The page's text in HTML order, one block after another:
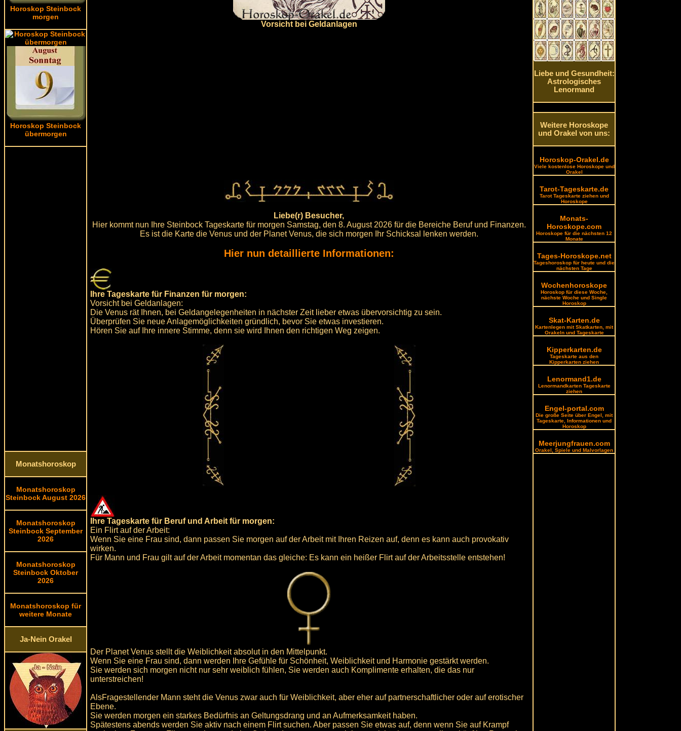
Horoskop Steinbock
morgen
Horoskop Steinbock
übermorgen
Monatshoroskop
Monatshoroskop
Steinbock August 2026
Monatshoroskop
Steinbock September
2026
Monatshoroskop
Steinbock Oktober
2026
Monatshoroskop für
weitere Monate
Ja-Nein Orakel
Vorsicht bei Geldanlagen
Liebe(r) Besucher,
Hier kommt nun Ihre Steinbock Tageskarte für morgen Samstag, den 8. August 2026 für die Bereiche Beruf und Finanzen.
Es ist die Karte die Venus und der Planet Venus, die sich morgen Ihr Schicksal lenken werden.
Hier nun detaillierte Informationen:
Ihre Tageskarte für Finanzen für morgen:
Vorsicht bei Geldanlagen:
Die Venus rät Ihnen, bei Geldangelegenheiten in nächster Zeit lieber etwas übervorsichtig zu sein.
Überprüfen Sie neue Anlagemöglichkeiten gründlich, bevor Sie etwas investieren.
Hören Sie auf Ihre innere Stimme, denn sie wird Ihnen den richtigen Weg zeigen.
Ihre Tageskarte für Beruf und Arbeit für morgen:
Ein Flirt auf der Arbeit:
Wenn Sie eine Frau sind, dann passen Sie morgen auf der Arbeit mit Ihren Reizen auf, denn es kann auch provokativ
wirken.
Für Mann und Frau gilt auf der Arbeit momentan das gleiche: Es kann ein heißer Flirt auf der Arbeitsstelle entstehen!
Der Planet Venus stellt die Weiblichkeit absolut in den Mittelpunkt.
Wenn Sie eine Frau sind, dann werden Ihre Gefühle für Schönheit, Weiblichkeit und Harmonie gestärkt werden.
Sie werden sich morgen nicht nur sehr weiblich fühlen, Sie werden auch Komplimente erhalten, die das nur
unterstreichen!
AlsFragestellender Mann steht die Venus zwar auch für Weiblichkeit, aber eher auf partnerschaftlicher oder auf erotischer
Ebene.
Sie werden morgen ein starkes Bedürfnis an Geltungsdrang und an Aufmerksamkeit haben.
Spätestens abends werden Sie aktiv nach einem Flirt suchen. Aber passen Sie etwas auf, denn wenn Sie auf Krampf
Liebe und Gesundheit:
Astrologisches
Lenormand
Weitere Horoskope
und Orakel von uns:
Horoskop-Orakel.de
Viele kostenlose Horoskope und
Orakel
Tarot-Tageskarte.de
Tarot Tageskarte ziehen und
Horoskope
Monats-
Horoskope.com
Horoskope für die nächsten 12
Monate
Tages-Horoskope.net
Tageshoroskop für heute und die
nächsten Tage
Wochenhoroskope
Horoskop für diese Woche,
nächste Woche und Single
Horoskop
Skat-Karten.de
Kartenlegen mit Skatkarten, mit
Orakeln und Tageskarte
Kipperkarten.de
Tageskarte aus den
Kipperkarten ziehen
Lenormand1.de
Lenormandkarten Tageskarte
ziehen
Engel-portal.com
Die große Seite über Engel, mit
Tageskarte, Informationen und
Horoskop
Meerjungfrauen.com
Orakel, Spiele und Malvorlagen